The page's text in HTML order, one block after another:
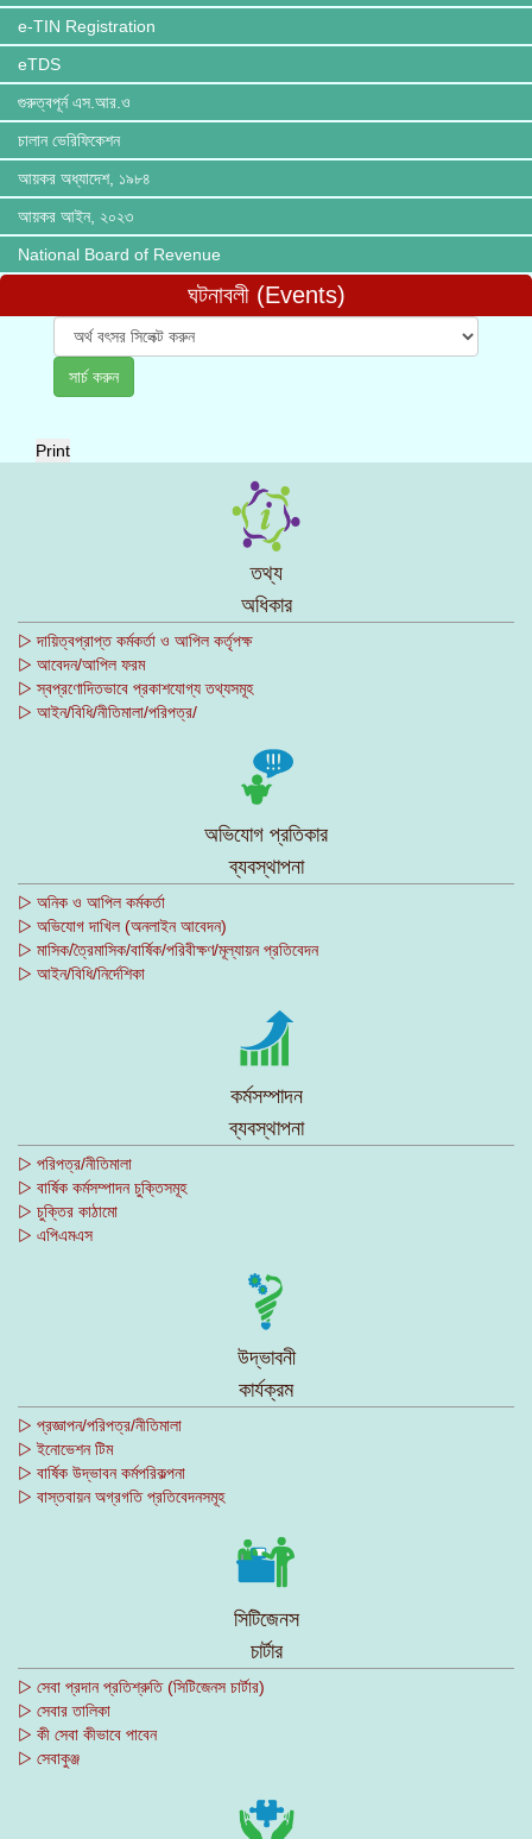
e-TIN Registration
eTDS
গুরুত্বপূর্ন এস.আর.ও
চালান ভেরিফিকেশন
আয়কর অধ্যাদেশ, ১৯৮৪
আয়কর আইন, ২০২৩
National Board of Revenue
ঘটনাবলী (Events)
Print
তথ্য
অধিকার
▷ দায়িত্বপ্রাপ্ত কর্মকর্তা ও আপিল কর্তৃপক্ষ
▷ আবেদন/আপিল ফরম
▷ স্বপ্রণোদিতভাবে প্রকাশযোগ্য তথ্যসমূহ
▷ আইন/বিধি/নীতিমালা/পরিপত্র/
অভিযোগ প্রতিকার
ব্যবস্থাপনা
▷ অনিক ও আপিল কর্মকর্তা
▷ অভিযোগ দাখিল (অনলাইন আবেদন)
▷ মাসিক/ত্রৈমাসিক/বার্ষিক/পরিবীক্ষণ/মূল্যায়ন প্রতিবেদন
▷ আইন/বিধি/নির্দেশিকা
কর্মসম্পাদন
ব্যবস্থাপনা
▷ পরিপত্র/নীতিমালা
▷ বার্ষিক কর্মসম্পাদন চুক্তিসমূহ
▷ চুক্তির কাঠামো
▷ এপিএমএস
উদ্ভাবনী
কার্যক্রম
▷ প্রজ্ঞাপন/পরিপত্র/নীতিমালা
▷ ইনোভেশন টিম
▷ বার্ষিক উদ্ভাবন কর্মপরিকল্পনা
▷ বাস্তবায়ন অগ্রগতি প্রতিবেদনসমূহ
সিটিজেনস
চার্টার
▷ সেবা প্রদান প্রতিশ্রুতি (সিটিজেনস চার্টার)
▷ সেবার তালিকা
▷ কী সেবা কীভাবে পাবেন
▷ সেবাকুঞ্জ